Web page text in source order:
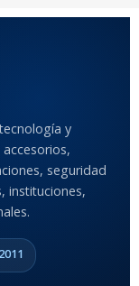
DE TABLETS
y
seguridad
instituciones,